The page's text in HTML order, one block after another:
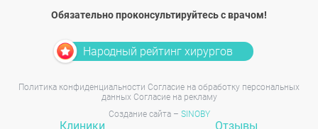
Обязательно проконсультируйтесь с врачом!
Народный рейтинг хирургов
Политика конфиденциальности Согласие на обработку персональных
данных Согласие на рекламу
Создание сайта – SINOBY
Клиники Отзывы